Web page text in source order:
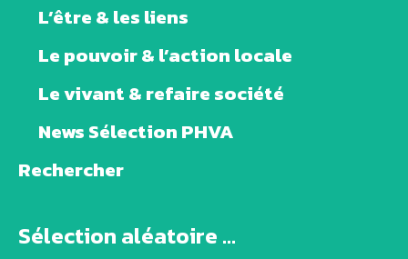
L’être & les liens
Le pouvoir & l’action locale
Le vivant & refaire société
News Sélection PHVA
Rechercher
Sélection aléatoire ...